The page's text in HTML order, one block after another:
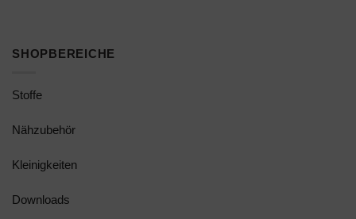
SHOPBEREICHE
Stoffe
Nähzubehör
Kleinigkeiten
Downloads